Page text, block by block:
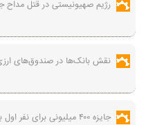
رژیم صهیونیستی در قتل
نقش بانک‌ها در صندوق‌های
جایزه ۴۰۰ میلیونی برای نفر اول برگزیده جشنواره رازی